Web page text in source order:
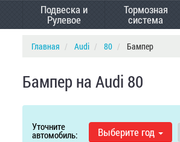
Подвеска и
Рулевое
Тормозная
система
Главная Audi 80 Бампер
Бампер на Audi 80
Уточните
автомобиль: Выберите год